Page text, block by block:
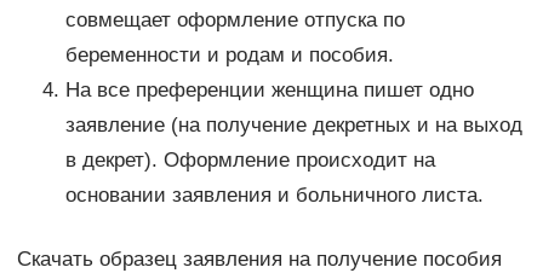
совмещает оформление отпуска по
беременности и родам и пособия.
На все преференции женщина пишет одно
заявление (на получение декретных и на выход
в декрет). Оформление происходит на
основании заявления и больничного листа.
Скачать образец заявления на получение пособия